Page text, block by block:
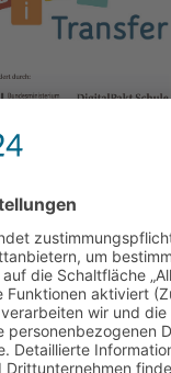
| 76137 Karlsruhe